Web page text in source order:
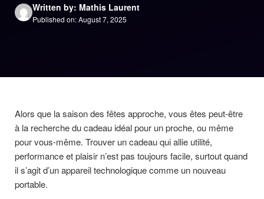
Written by: Mathis Laurent
Published on: August 7, 2025
Alors que la saison des fêtes approche, vous êtes peut-être
à la recherche du cadeau idéal pour un proche, ou même
pour vous-même. Trouver un cadeau qui allie utilité,
performance et plaisir n’est pas toujours facile, surtout quand
il s’agit d’un appareil technologique comme un nouveau
portable.